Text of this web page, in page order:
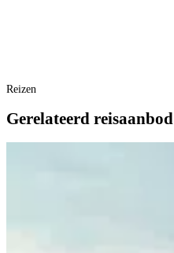
Reizen
Gerelateerd reisaanbod